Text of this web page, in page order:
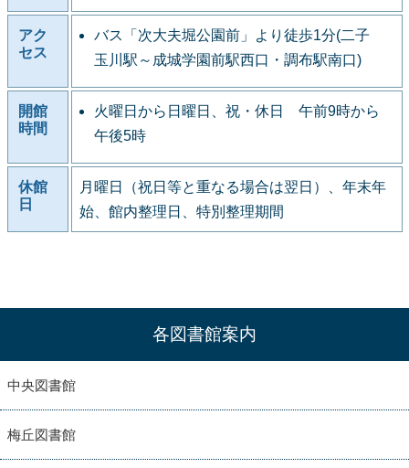
アク
セス
バス「次大夫堀公園前」より徒歩1分(二子
玉川駅～成城学園前駅西口・調布駅南口)
開館
時間
火曜日から日曜日、祝・休日 午前9時から
午後5時
休館
日
月曜日（祝日等と重なる場合は翌日）、年末年
始、館内整理日、特別整理期間
各図書館案内
中央図書館
梅丘図書館